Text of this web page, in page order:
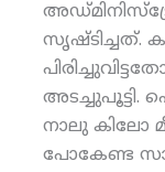
സൃഷ്ടിച്ചത്.
അടച്ചുപൂട്ടി.
നാലു കിലോ
പോകേണ്ട